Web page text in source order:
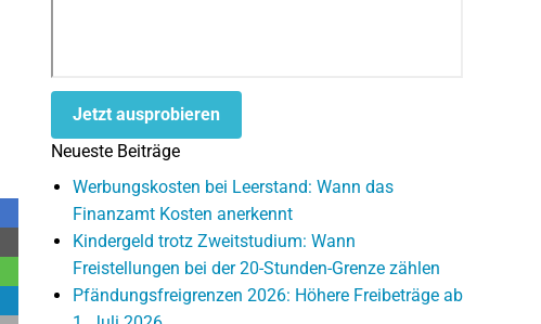
Jetzt ausprobieren
Neueste Beiträge
Werbungskosten bei Leerstand: Wann das
Finanzamt Kosten anerkennt
Kindergeld trotz Zweitstudium: Wann
Freistellungen bei der 20-Stunden-Grenze zählen
Pfändungsfreigrenzen 2026: Höhere Freibeträge ab